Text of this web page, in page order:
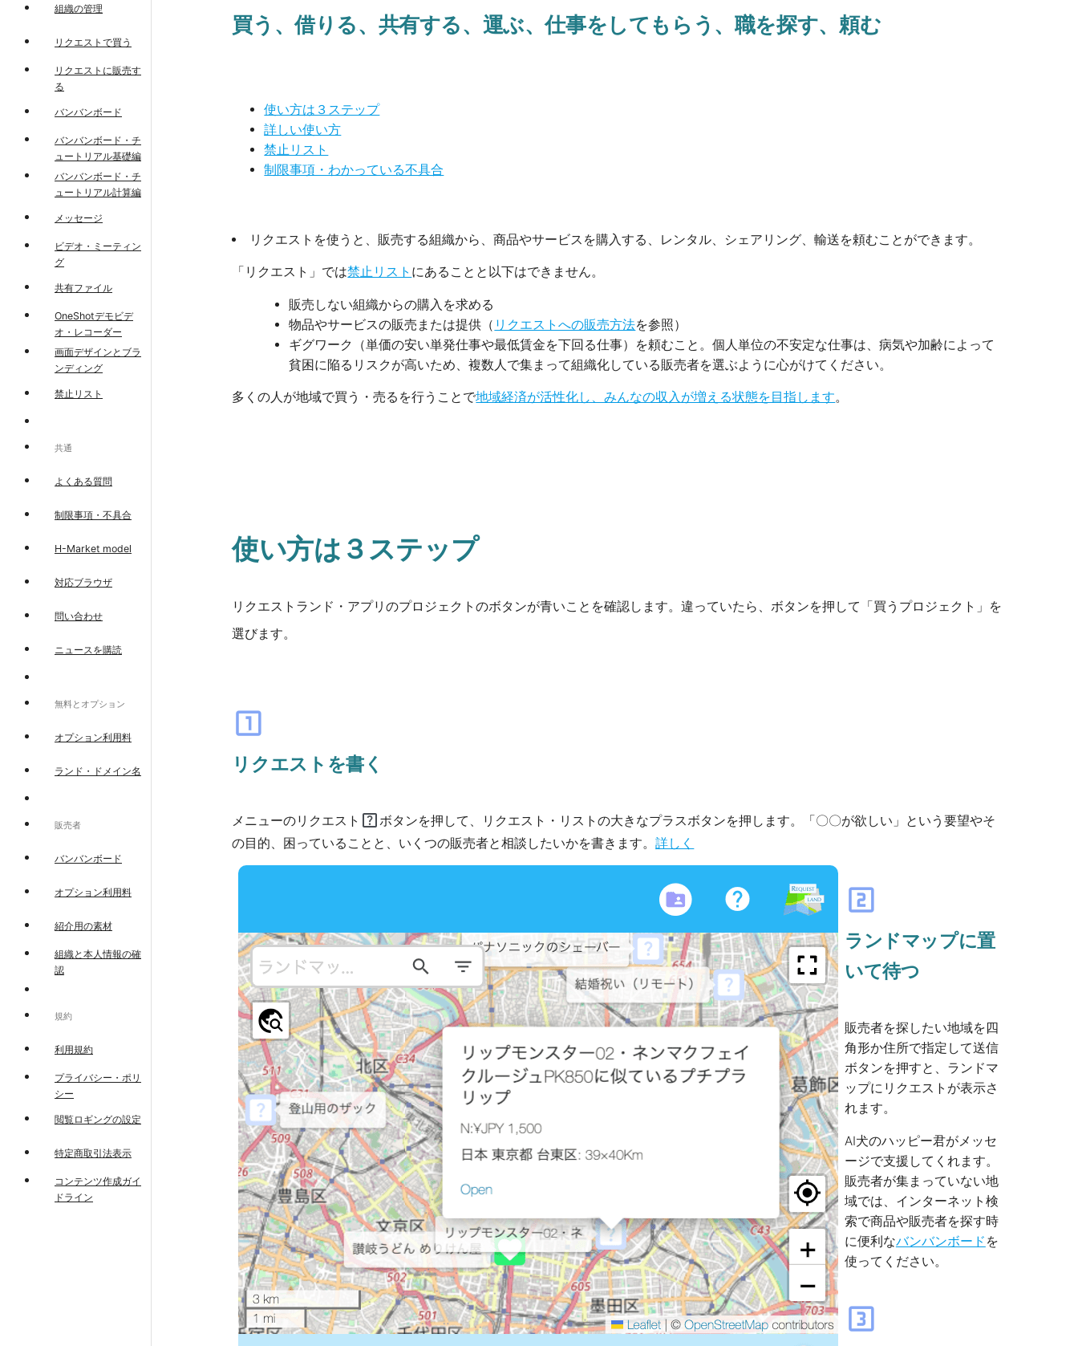
組織の管理
リクエストで買う
リクエストに販売す
る
バンバンボード
バンバンボード・チ
ュートリアル基礎編
バンバンボード・チ
ュートリアル計算編
メッセージ
ビデオ・ミーティン
グ
共有ファイル
OneShotデモビデ
オ・レコーダー
画面デザインとブラ
ンディング
禁止リスト
共通
よくある質問
制限事項・不具合
H-Market model
対応ブラウザ
問い合わせ
ニュースを購読
無料とオプション
オプション利用料
ランド・ドメイン名
販売者
バンバンボード
オプション利用料
紹介用の素材
組織と本人情報の確
認
規約
利用規約
プライバシー・ポリ
シー
閲覧ロギングの設定
特定商取引法表示
コンテンツ作成ガイ
ドライン
買う、借りる、共有する、運ぶ、仕事をしてもらう、職を探す、頼む
使い方は３ステップ
詳しい使い方
禁止リスト
制限事項・わかっている不具合
リクエストを使うと、販売する組織から、商品やサービスを購入する、レンタル、シェアリング、輸送を頼むことができます。
「リクエスト」では禁止リスト にあることと以下はできません。
販売しない組織からの購入を求める
物品やサービスの販売または提供（ リクエストへの販売方法を参照）
ギグワーク（単価の安い単発仕事や最低賃金を下回る仕事）を頼むこと。個人単位の不安定な仕事は、病気や加齢によって
貧困に陥るリスクが高いため、複数人で集まって組織化している販売者を選ぶように心がけてください。
多くの人が地域で買う・売るを行うことで地域経済が活性化し、みんなの収入が増える状態を目指します。
使い方は３ステップ
リクエストランド・アプリのプロジェクトのボタンが青いことを確認します。違っていたら、ボタンを押して「買うプロジェクト」を
選びます。
looks_one
リクエストを書く
メニューのリクエスト help_centerボタンを押して、リクエスト・リストの大きなプラスボタンを押します。「〇〇が欲しい」という要望やそ
の目的、困っていることと、いくつの販売者と相談したいかを書きます。詳しく
looks_two
ランドマップに置
いて待つ
販売者を探したい地域を四
角形か住所で指定して送信
ボタンを押すと、ランドマ
ップにリクエストが表示さ
れます。
AI犬のハッピー君がメッセ
ージで支援してくれます。
販売者が集まっていない地
域では、インターネット検
索で商品や販売者を探す時
に便利なバンバンボード を
使ってください。
looks_3